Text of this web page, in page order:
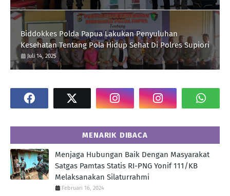
Biddokkes Polda Papua Lakukan Penyuluhan
Kesehatan Tentang Pola Hidup Sehat Di Polres Supiori
Juli 14, 2025
MENARIK DIBACA
Menjaga Hubungan Baik Dengan Masyarakat
Satgas Pamtas Statis RI-PNG Yonif 111/KB
Melaksanakan Silaturrahmi
Februari 16, 2024